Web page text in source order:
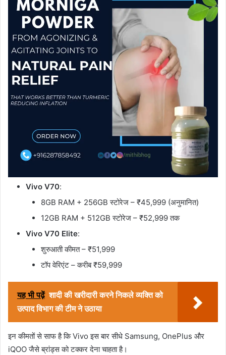
Vivo V70:
8GB RAM + 256GB स्टोरेज – ₹45,999 (अनुमानित)
12GB RAM + 512GB स्टोरेज – ₹52,999 तक
Vivo V70 Elite:
शुरुआती कीमत – ₹51,999
टॉप वेरिएंट – करीब ₹59,999
यह भी पढ़ें शादी की खरीदारी करने निकले व्यक्ति को
उत्पाद विभाग की टीम ने उठाया
इन कीमतों से साफ है कि Vivo इस बार सीधे Samsung, OnePlus और
iQOO जैसे ब्रांड्स को टक्कर देना चाहता है।